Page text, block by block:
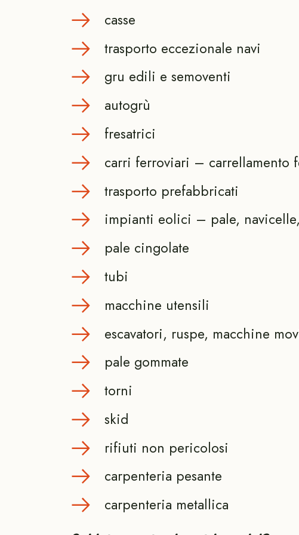
casse
trasporto eccezionale navi
gru edili e semoventi
autogrù
fresatrici
carri ferroviari – carrellamento
trasporto prefabbricati
impianti eolici – pale,
pale cingolate
tubi
macchine utensili
escavatori, ruspe, macchine
pale gommate
torni
skid
rifiuti non pericolosi
carpenteria pesante
carpenteria metallica